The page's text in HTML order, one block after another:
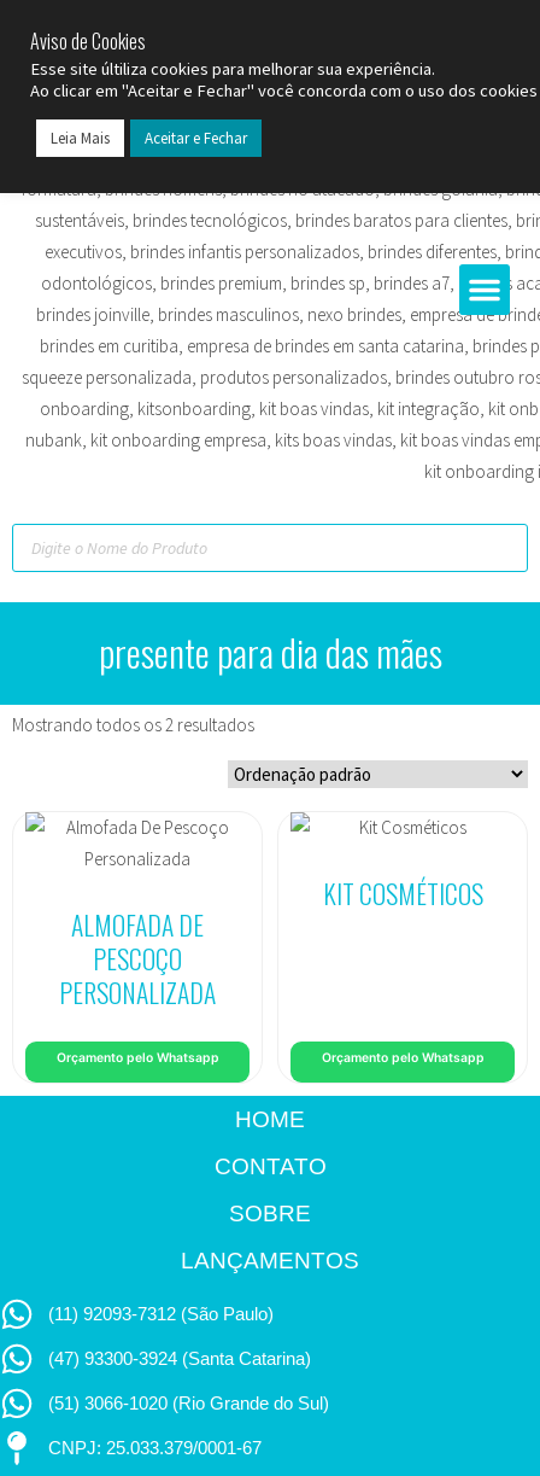
presente para dia das mães
Mostrando todos os 2 resultados
ALMOFADA DE
PESCOÇO
PERSONALIZADA
Orçamento pelo Whatsapp
KIT COSMÉTICOS
Orçamento pelo Whatsapp
HOME
CONTATO
SOBRE
LANÇAMENTOS
(11) 92093-7312 (São Paulo)
(47) 93300-3924 (Santa Catarina)
(51) 3066-1020 (Rio Grande do Sul)
CNPJ: 25.033.379/0001-67
Aviso de Cookies
Esse site últiliza cookies para melhorar sua experiência.
Ao clicar em "Aceitar e Fechar" você concorda com o uso dos
Leia Mais Aceitar e Fechar